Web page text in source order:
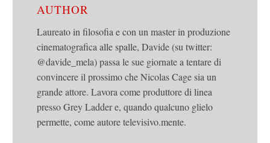
AUTHOR
Laureato in filosofia e con un master in produzione
cinematografica alle spalle, Davide (su twitter:
@davide_mela) passa le sue giornate a tentare di
convincere il prossimo che Nicolas Cage sia un
grande attore. Lavora come produttore di linea
presso Grey Ladder e, quando qualcuno glielo
permette, come autore televisivo.mente.